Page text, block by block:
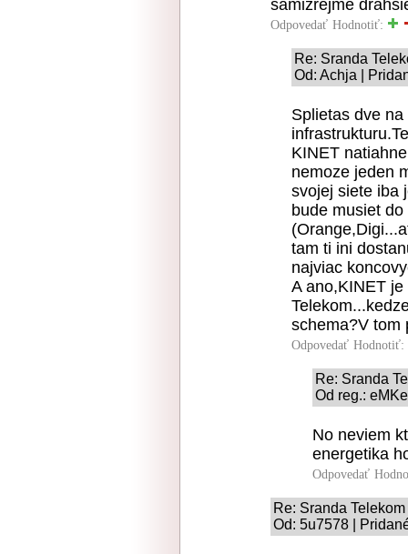
samizrejme
Odpovedať Hodnotiť:
Re: Sranda
Od: Achja |
Splietas dve
KINET
nemoze jeden
svojej siete iba
bude musiet
tam ti ini
najviac
A ano,KINET
schema?V tom
Odpovedať Hodnotiť:
Re: Sranda
Od reg.:
No neviem
energetika
Odpovedať
Re: Sranda Telekom
Od: 5u7578 |